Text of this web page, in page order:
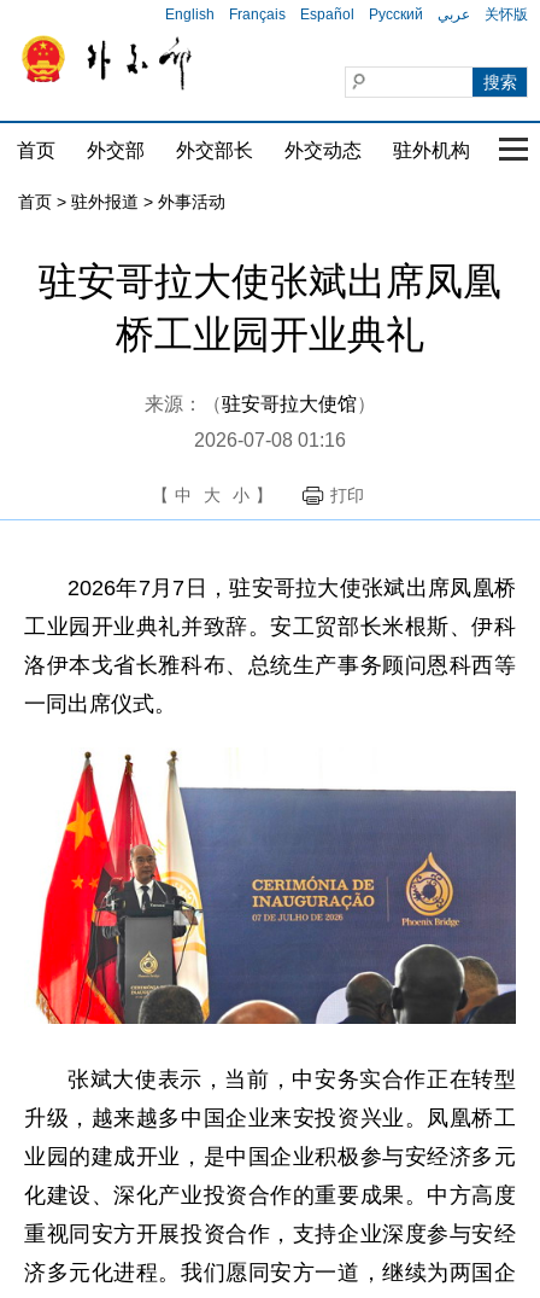
English Français Español Русский عربي 关怀版
首页 外交部 外交部长 外交动态 驻外机构 国
首页 > 驻外报道 > 外事活动
驻安哥拉大使张斌出席凤凰
桥工业园开业典礼
来源：（驻安哥拉大使馆）
2026-07-08 01:16
【 中 大 小 】 打印
2026年7月7日，驻安哥拉大使张斌出席凤凰桥
工业园开业典礼并致辞。安工贸部长米根斯、伊科
洛伊本戈省长雅科布、总统生产事务顾问恩科西等
一同出席仪式。
张斌大使表示，当前，中安务实合作正在转型
升级，越来越多中国企业来安投资兴业。凤凰桥工
业园的建成开业，是中国企业积极参与安经济多元
化建设、深化产业投资合作的重要成果。中方高度
重视同安方开展投资合作，支持企业深度参与安经
济多元化进程。我们愿同安方一道，继续为两国企